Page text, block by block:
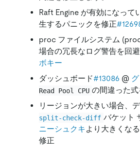
Raft Engine が有効になって
生するパニックを修正
proc ファイルシステム
場合の冗長なログ警告を回
ボキー
ダッシュボード#13086 @
Read Pool CPU の間違った
リージョンが大きい場合、
split-check-diff バケット
ニーシュクキ より大きくな
修正